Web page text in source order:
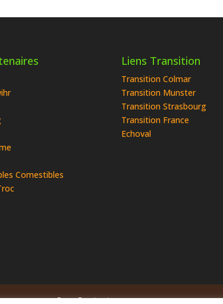
Comestibles
Liens Transition
Transition Colmar
Transition Munster
Transition Strasbourg
Transition France
Echoval
nous ? Contact